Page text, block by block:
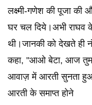
लक्ष्मी-गणेश की पूजा की
घर चल दिये।अभी राघव
थी।जानकी को देखते ही
कहा, "आओ बेटा, आज तुम
आवाज़ में आरती सुनता हुआ
आरती के समाप्त होने